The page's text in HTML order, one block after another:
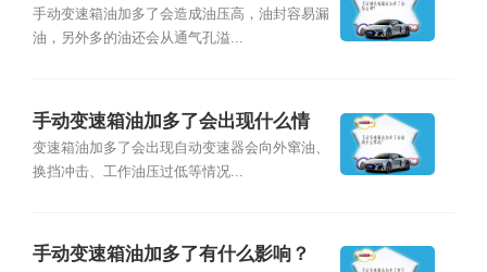
手动变速箱油加多了会造成油压高，油封容易漏
油，另外多的油还会从通气孔溢...
手动变速箱油加多了会出现什么情
况？
变速箱油加多了会出现自动变速器会向外窜油、
换挡冲击、工作油压过低等情况...
手动变速箱油加多了有什么影响？